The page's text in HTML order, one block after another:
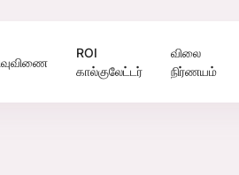
ROI
கால்குலேட்டர்
விலை
நிர்ணயம்